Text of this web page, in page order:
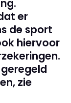
er
de sport
hiervoor
zie